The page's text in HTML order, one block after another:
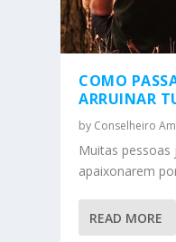
COMO
ARRUINAR
by Conselheiro
Muitas
apaixonarem
READ MORE